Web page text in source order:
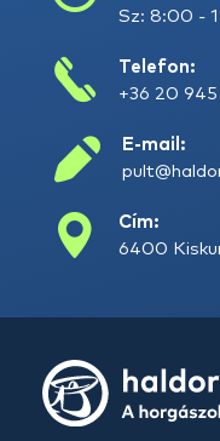
Sz: 8:00 -
Telefon:
+36 20
E-mail:
Cím:
6400